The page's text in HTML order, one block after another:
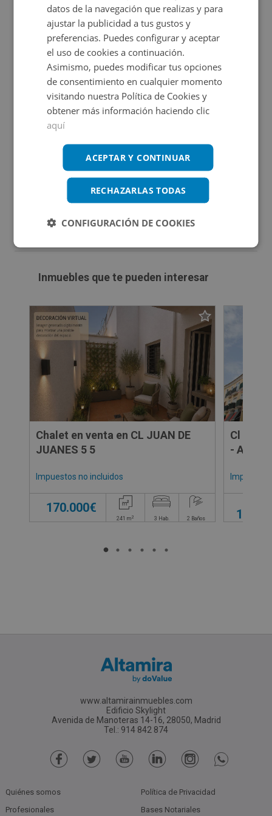
Certificado energético
Calificación de eficiencia energética
en trámite.
Promociones asociadas
Viviendas en rentabilidad
Inmuebles que te pueden interesar
Chalet en venta en CL JUAN DE
JUANES 5 5
Impuestos no incluidos
170.000€
241m2 3 Hab. 2 Baños
Cl
-
www.altamirainmuebles.com
Edificio Skylight
Avenida de Manoteras 14-16, 28050, Madrid
Tel.: 914 842 874
Quiénes somos
Profesionales
Política de Privacidad
Bases Notariales
datos de la navegación que realizas y para
ajustar la publicidad a tus gustos y
preferencias. Puedes configurar y aceptar
el uso de cookies a continuación.
Asimismo, puedes modificar tus opciones
de consentimiento en cualquier momento
visitando nuestra Política de Cookies y
obtener más información haciendo clic
aquí
ACEPTAR Y CONTINUAR
RECHAZARLAS TODAS
CONFIGURACIÓN DE COOKIES